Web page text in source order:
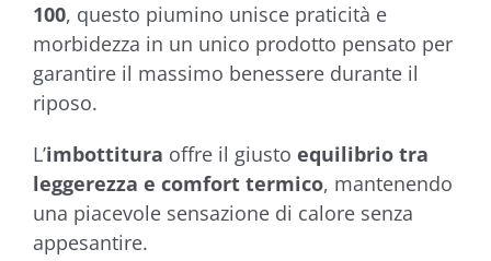
100, questo piumino unisce praticità e
morbidezza in un unico prodotto pensato per
garantire il massimo benessere durante il
riposo.
L’imbottitura offre il giusto equilibrio tra
leggerezza e comfort termico, mantenendo
una piacevole sensazione di calore senza
appesantire.